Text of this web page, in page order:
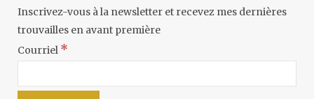
Inscrivez-vous à la newsletter et recevez mes dernières
trouvailles en avant première
Courriel *